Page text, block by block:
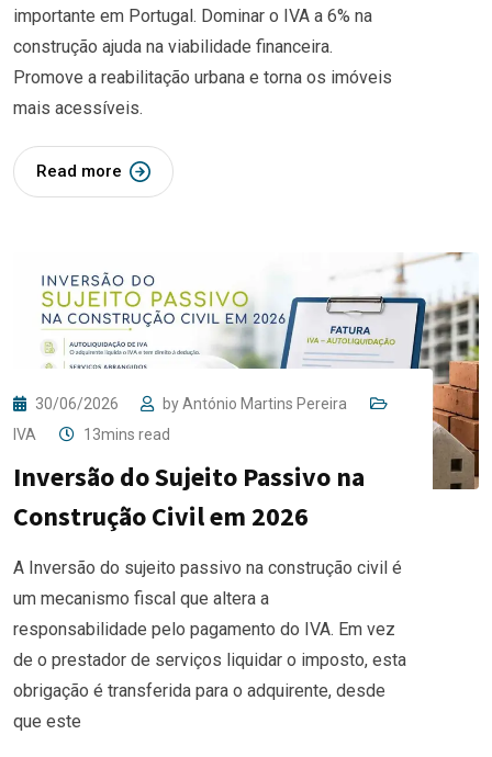
importante em Portugal. Dominar o IVA a 6% na
construção ajuda na viabilidade financeira.
Promove a reabilitação urbana e torna os imóveis
mais acessíveis.
Read more
30/06/2026 byAntónio Martins Pereira
IVA
13mins read
Inversão do Sujeito Passivo na
Construção Civil em 2026
A Inversão do sujeito passivo na construção civil é
um mecanismo fiscal que altera a
responsabilidade pelo pagamento do IVA. Em vez
de o prestador de serviços liquidar o imposto, esta
obrigação é transferida para o adquirente, desde
que este